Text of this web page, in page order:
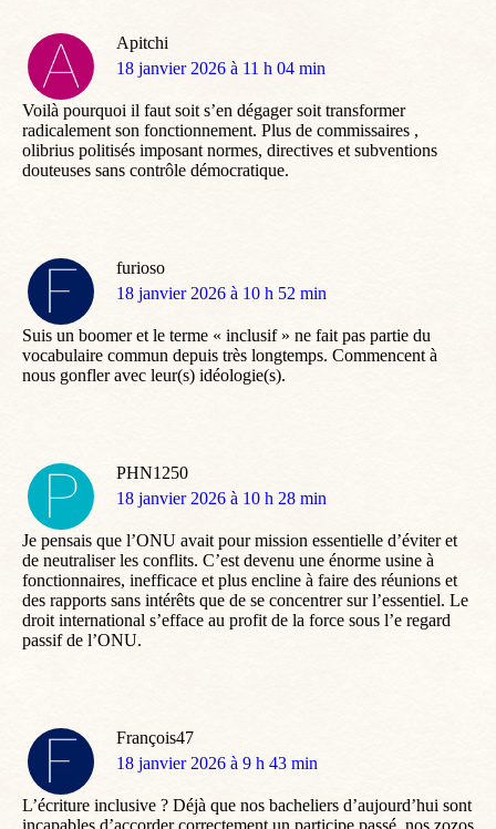
Apitchi
dit
18 janvier 2026 à 11 h 04 min
Voilà pourquoi il faut soit s’en dégager soit transformer
radicalement son fonctionnement. Plus de commissaires ,
olibrius politisés imposant normes, directives et subventions
douteuses sans contrôle démocratique.
furioso
dit
18 janvier 2026 à 10 h 52 min
Suis un boomer et le terme « inclusif » ne fait pas partie du
vocabulaire commun depuis très longtemps. Commencent à
nous gonfler avec leur(s) idéologie(s).
PHN1250
dit
18 janvier 2026 à 10 h 28 min
Je pensais que l’ONU avait pour mission essentielle d’éviter et
de neutraliser les conflits. C’est devenu une énorme usine à
fonctionnaires, inefficace et plus encline à faire des réunions et
des rapports sans intérêts que de se concentrer sur l’essentiel. Le
droit international s’efface au profit de la force sous l’e regard
passif de l’ONU.
François47
dit
18 janvier 2026 à 9 h 43 min
L’écriture inclusive ? Déjà que nos bacheliers d’aujourd’hui sont
incapables d’accorder correctement un participe passé, nos zozos